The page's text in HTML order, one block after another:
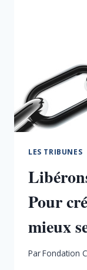
LES TRIBUNES
Pour
mieux
ParFondation